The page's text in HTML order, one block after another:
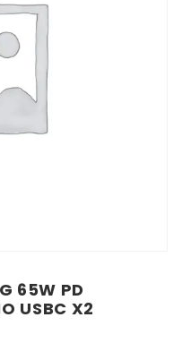
65W PD
USBC X2